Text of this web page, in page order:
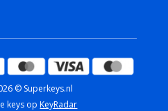
© Superkeys.nl
keys opKeyRadar